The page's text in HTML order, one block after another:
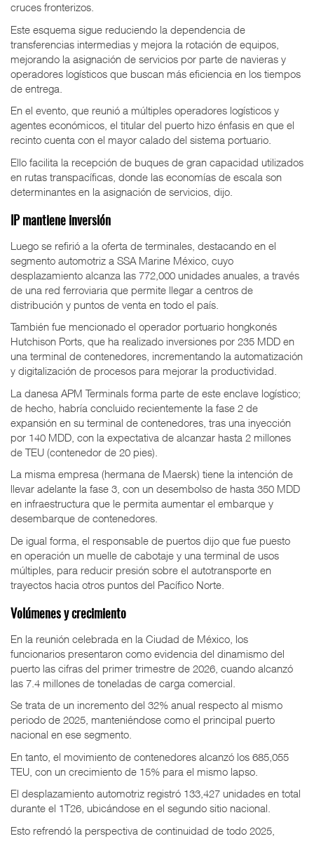
cruces fronterizos.
Este esquema sigue reduciendo la dependencia de
transferencias intermedias y mejora la rotación de equipos,
mejorando la asignación de servicios por parte de navieras y
operadores logísticos que buscan más eficiencia en los tiempos
de entrega.
En el evento, que reunió a múltiples operadores logísticos y
agentes económicos, el titular del puerto hizo énfasis en que el
recinto cuenta con el mayor calado del sistema portuario.
Ello facilita la recepción de buques de gran capacidad utilizados
en rutas transpacíficas, donde las economías de escala son
determinantes en la asignación de servicios, dijo.
IP mantiene inversión
Luego se refirió a la oferta de terminales, destacando en el
segmento automotriz a SSA Marine México, cuyo
desplazamiento alcanza las 772,000 unidades anuales, a través
de una red ferroviaria que permite llegar a centros de
distribución y puntos de venta en todo el país.
También fue mencionado el operador portuario hongkonés
Hutchison Ports, que ha realizado inversiones por 235 MDD en
una terminal de contenedores, incrementando la automatización
y digitalización de procesos para mejorar la productividad.
La danesa APM Terminals forma parte de este enclave logístico;
de hecho, habría concluido recientemente la fase 2 de
expansión en su terminal de contenedores, tras una inyección
por 140 MDD, con la expectativa de alcanzar hasta 2 millones
de TEU (contenedor de 20 pies).
La misma empresa (hermana de Maersk) tiene la intención de
llevar adelante la fase 3, con un desembolso de hasta 350 MDD
en infraestructura que le permita aumentar el embarque y
desembarque de contenedores.
De igual forma, el responsable de puertos dijo que fue puesto
en operación un muelle de cabotaje y una terminal de usos
múltiples, para reducir presión sobre el autotransporte en
trayectos hacia otros puntos del Pacífico Norte.
Volúmenes y crecimiento
En la reunión celebrada en la Ciudad de México, los
funcionarios presentaron como evidencia del dinamismo del
puerto las cifras del primer trimestre de 2026, cuando alcanzó
las 7.4 millones de toneladas de carga comercial.
Se trata de un incremento del 32% anual respecto al mismo
periodo de 2025, manteniéndose como el principal puerto
nacional en ese segmento.
En tanto, el movimiento de contenedores alcanzó los 685,055
TEU, con un crecimiento de 15% para el mismo lapso.
El desplazamiento automotriz registró 133,427 unidades en total
durante el 1T26, ubicándose en el segundo sitio nacional.
Esto refrendó la perspectiva de continuidad de todo 2025,